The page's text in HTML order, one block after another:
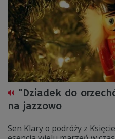
"Dziadek do
na jazzowo
Sen Klary o podróży z